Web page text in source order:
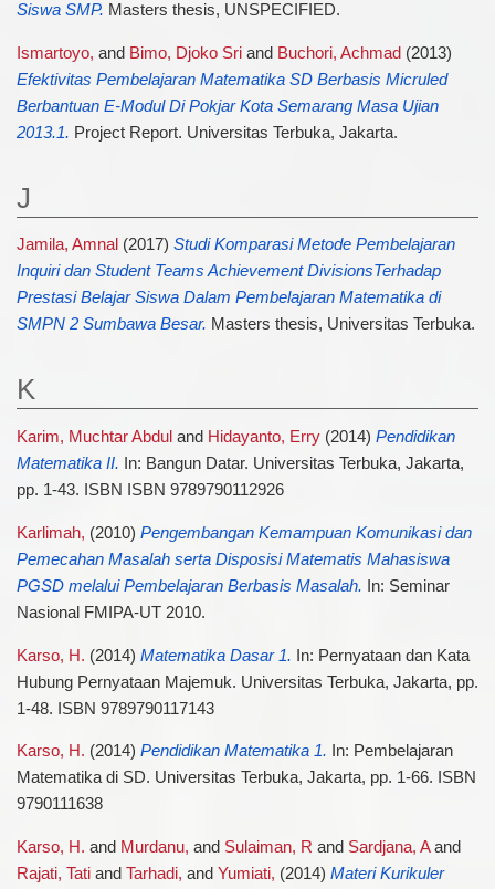
Siswa SMP. Masters thesis, UNSPECIFIED.
Ismartoyo, and Bimo, Djoko Sriand Buchori, Achmad (2013)
Efektivitas Pembelajaran Matematika SD Berbasis Micruled
Berbantuan E-Modul Di Pokjar Kota Semarang Masa Ujian
2013.1. Project Report. Universitas Terbuka, Jakarta.
J
Jamila, Amnal (2017) Studi Komparasi Metode Pembelajaran
Inquiri dan Student Teams Achievement DivisionsTerhadap
Prestasi Belajar Siswa Dalam Pembelajaran Matematika di
SMPN 2 Sumbawa Besar. Masters thesis, Universitas Terbuka.
K
Karim, Muchtar Abdul and Hidayanto, Erry(2014) Pendidikan
Matematika II. In: Bangun Datar. Universitas Terbuka, Jakarta,
pp. 1-43. ISBN ISBN 9789790112926
Karlimah, (2010) Pengembangan Kemampuan Komunikasi dan
Pemecahan Masalah serta Disposisi Matematis Mahasiswa
PGSD melalui Pembelajaran Berbasis Masalah. In: Seminar
Nasional FMIPA-UT 2010.
Karso, H. (2014) Matematika Dasar 1. In: Pernyataan dan Kata
Hubung Pernyataan Majemuk. Universitas Terbuka, Jakarta, pp.
1-48. ISBN 9789790117143
Karso, H. (2014) Pendidikan Matematika 1. In: Pembelajaran
Matematika di SD. Universitas Terbuka, Jakarta, pp. 1-66. ISBN
9790111638
Karso, H. and Murdanu, and Sulaiman, R and Sardjana, Aand
Rajati, Tatiand Tarhadi, and Yumiati, (2014) Materi Kurikuler